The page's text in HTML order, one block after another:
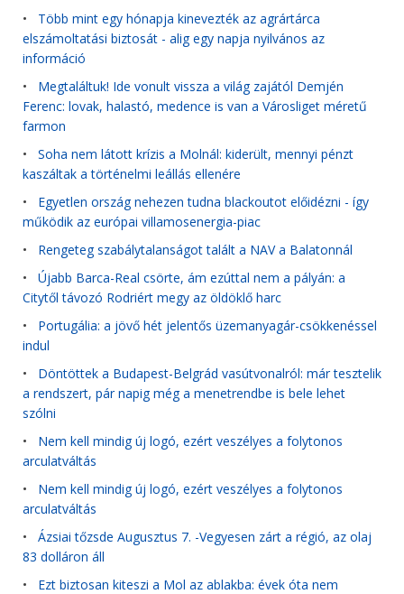
• Több mint egy hónapja kinevezték az agrártárca
elszámoltatási biztosát - alig egy napja nyilvános az
információ
• Megtaláltuk! Ide vonult vissza a világ zajától Demjén
Ferenc: lovak, halastó, medence is van a Városliget méretű
farmon
• Soha nem látott krízis a Molnál: kiderült, mennyi pénzt
kaszáltak a történelmi leállás ellenére
• Egyetlen ország nehezen tudna blackoutot előidézni - így
működik az európai villamosenergia-piac
• Rengeteg szabálytalanságot talált a NAV a Balatonnál
• Újabb Barca-Real csörte, ám ezúttal nem a pályán: a
Citytől távozó Rodriért megy az öldöklő harc
• Portugália: a jövő hét jelentős üzemanyagár-csökkenéssel
indul
• Döntöttek a Budapest-Belgrád vasútvonalról: már tesztelik
a rendszert, pár napig még a menetrendbe is bele lehet
szólni
• Nem kell mindig új logó, ezért veszélyes a folytonos
arculatváltás
• Nem kell mindig új logó, ezért veszélyes a folytonos
arculatváltás
• Ázsiai tőzsde Augusztus 7. -Vegyesen zárt a régió, az olaj
83 dolláron áll
• Ezt biztosan kiteszi a Mol az ablakba: évek óta nem